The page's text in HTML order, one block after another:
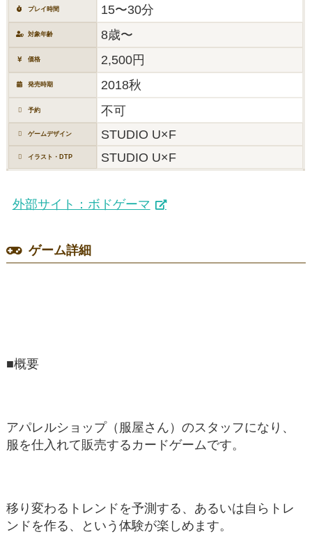
プレイ時間 15〜30分
対象年齢 8歳〜
価格 2,500円
発売時期 2018秋
予約 不可
ゲームデザイン STUDIO U×F
イラスト・DTP STUDIO U×F
外部サイト：ボドゲーマ
ゲーム詳細
■概要
アパレルショップ（服屋さん）のスタッフになり、
服を仕入れて販売するカードゲームです。
移り変わるトレンドを予測する、あるいは自らトレ
ンドを作る、という体験が楽しめます。